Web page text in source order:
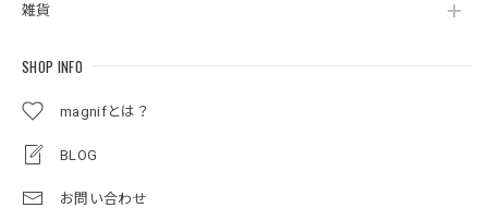
雑貨
SHOP INFO
magnifとは？
BLOG
お問い合わせ